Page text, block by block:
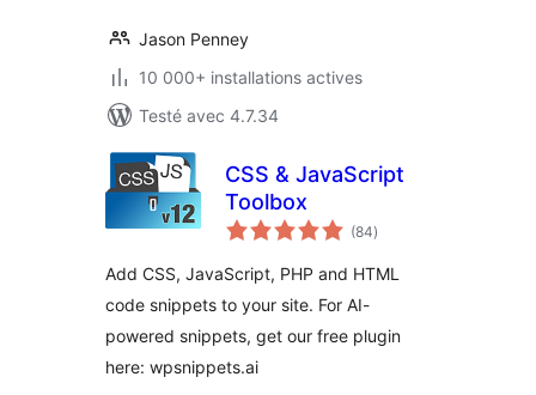
Jason Penney
10 000+ installations actives
Testé avec 4.7.34
CSS & JavaScript
Toolbox
(84notes
en
)
Add CSS, JavaScript, PHP and HTML
code snippets to your site. For AI-
powered snippets, get our free plugin
here: wpsnippets.ai